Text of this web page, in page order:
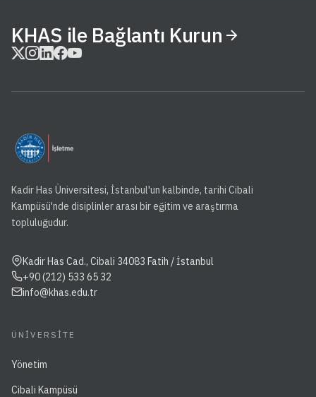
KHAS ile Bağlantı Kurun
Kadir Has Üniversitesi, İstanbul'un kalbinde, tarihi Cibali
Kampüsü'nde disiplinler arası bir eğitim ve araştırma
topluluğudur.
Kadir Has Cad., Cibali 34083 Fatih / İstanbul
+90 (212) 533 65 32
info@khas.edu.tr
ÜNIVERSITE
Yönetim
Cibali Kampüsü